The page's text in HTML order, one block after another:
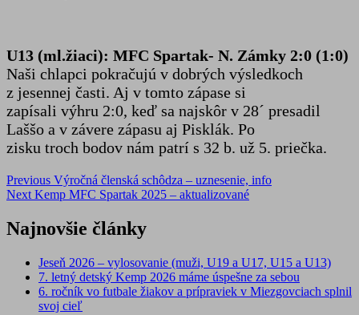
U13 (ml.žiaci): MFC Spartak- N. Zámky 2:0 (1:0)
Naši chlapci pokračujú v dobrých výsledkoch
z jesennej časti. Aj v tomto zápase si
zapísali výhru 2:0, keď sa najskôr v 28´ presadil
Laššo a v závere zápasu aj Pisklák. Po
zisku troch bodov nám patrí s 32 b. už 5. priečka.
Post
navigation
Previous Výročná členská schôdza – uznesenie, info
Next Kemp MFC Spartak 2025 – aktualizované
Najnovšie články
Jeseň 2026 – vylosovanie (muži, U19 a U17, U15 a U13)
7. letný detský Kemp 2026 máme úspešne za sebou
6. ročník vo futbale žiakov a prípraviek v Miezgovciach splnil
svoj cieľ